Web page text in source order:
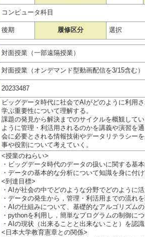
コンピュータ科目
後期 履修区分 選択
対面授業（一部遠隔授業）
対面授業（オンデマンド型動画配信を3/15含む）
20233487
ビッグデータ時代に社会でAIがどのように利用
学ぶ重要性について理解する。
課題の発見から解決までのサイクルを概観して
ように管理・利活用されるのかを講義や演習を
会に必要とされる情報技術やデータリテラシー
事や役割について考えていく。
<授業のねらい>
・ビッグデータ時代のデータの扱いに関する基
・データの基本的な分析について知識を身に付
<到達目標>
・AIが社会の中でどのような分野でどのように
・データの発生から，管理・利活用までの流れ
・AIの仕組みについて、基礎的なアルゴリズム
・pythonを利用し，簡単なプログラムの制御に
・AIの現状（出来ることと出来ないこと）を認
<日本大学教育憲章との関係>